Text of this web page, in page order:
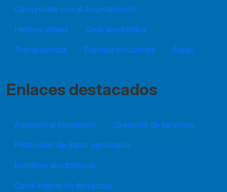
Comunícate con el Ayuntamiento
Hechos vitales
Sede electrónica
Transparencia
Trámites frecuentes Áreas
Enlaces destacados
Atención al ciudadano
Directorio de servicios
Protección de datos personales
Boletines electrónicos
Canal interno de denuncias